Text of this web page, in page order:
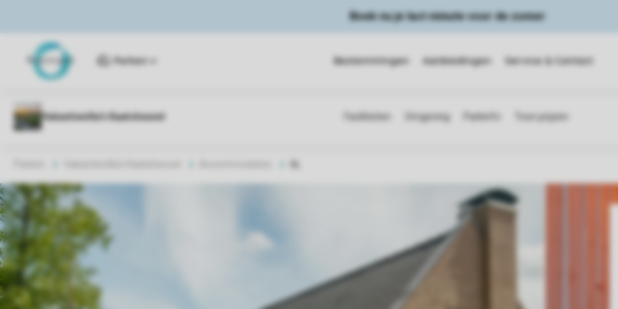
Boek nu je last minute voor de zomer
Parken Bestemmingen Aanbiedingen Service & Contact